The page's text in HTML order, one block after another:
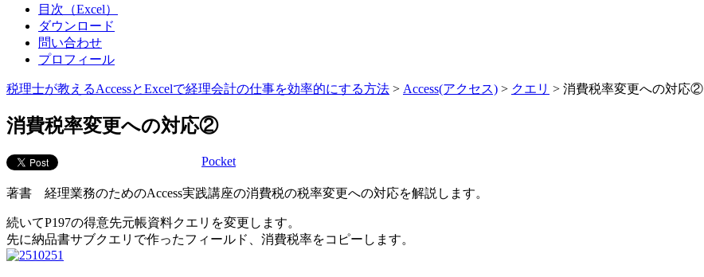
目次（Excel）
ダウンロード
問い合わせ
プロフィール
税理士が教えるAccessとExcelで経理会計の仕事を効率的にする方法 > Access(アクセス) > クエリ > 消費税率変更への対応②
消費税率変更への対応②
Pocket
著書 経理業務のためのAccess実践講座の消費税の税率変更への対応を解説します。
続いてP197の得意先元帳資料クエリを変更します。
先に納品書サブクエリで作ったフィールド、消費税率をコピーします。